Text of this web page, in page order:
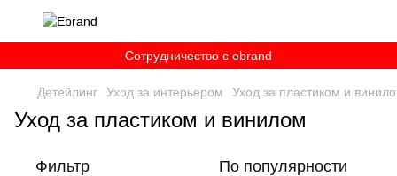
Сотрудничество c ebrand
Детейлинг Уход за интерьером Уход за пластиком и
Уход за пластиком и винилом
Фильтр По популярности